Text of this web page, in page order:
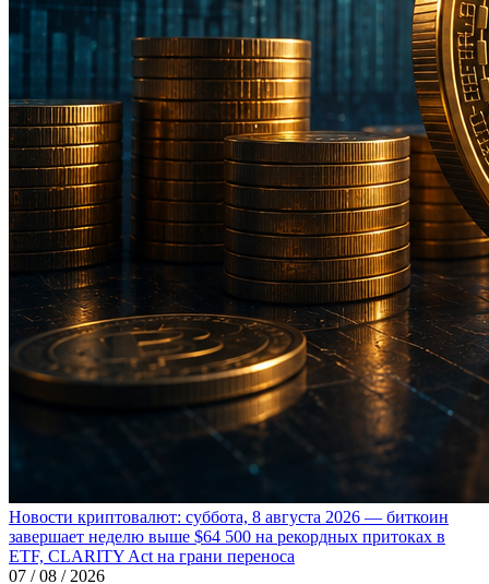
Новости криптовалют: суббота, 8 августа 2026 — биткоин
завершает неделю выше $64 500 на рекордных притоках в
ETF, CLARITY Act на грани переноса
07 / 08 / 2026